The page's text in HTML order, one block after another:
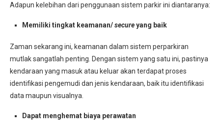
Adapun kelebihan dari penggunaan sistem parkir ini diantaranya:
Memiliki tingkat keamanan/secureyang baik
Zaman sekarang ini, keamanan dalam sistem perparkiran
mutlak sangatlah penting. Dengan sistem yang satu ini, pastinya
kendaraan yang masuk atau keluar akan terdapat proses
identifikasi pengemudi dan jenis kendaraan, baik itu identifikasi
data maupun visualnya.
Dapat menghemat biaya perawatan